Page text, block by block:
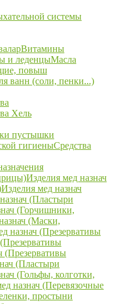
системы
Витамины
и леденцыМасла
повыш
ванн (соли, пенки...)
Хель
пустышки
гигиеныСредства
Изделия мед назнач
Изделия мед назнач
(Пластыри
(Горчишники,
(Маски,
назнач (Презервативы
(Презервативы
(Пластыри
(Гольфы, колготки,
назнач (Перевязочные
простыни